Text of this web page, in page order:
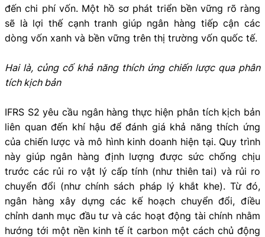
đến chi phí vốn. Một hồ sơ phát triển bền vững rõ ràng
sẽ là lợi thế cạnh tranh giúp ngân hàng tiếp cận các
dòng vốn xanh và bền vững trên thị trường vốn quốc tế.
Hai là, củng cố khả năng thích ứng chiến lược qua phân
tích kịch bản
IFRS S2 yêu cầu ngân hàng thực hiện phân tích kịch bản
liên quan đến khí hậu để đánh giá khả năng thích ứng
của chiến lược và mô hình kinh doanh hiện tại. Quy trình
này giúp ngân hàng định lượng được sức chống chịu
trước các rủi ro vật lý cấp tính (như thiên tai) và rủi ro
chuyển đổi (như chính sách pháp lý khắt khe). Từ đó,
ngân hàng xây dựng các kế hoạch chuyển đổi, điều
chỉnh danh mục đầu tư và các hoạt động tài chính nhằm
hướng tới một nền kinh tế ít carbon một cách chủ động